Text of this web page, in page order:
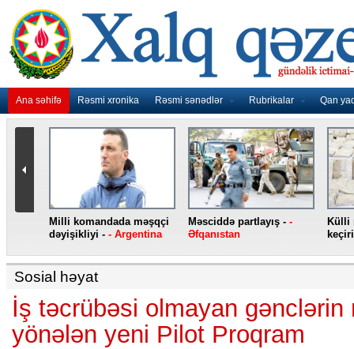
Ana səhifə Rəsmi xronika Rəsmi sənədlər Rubrikalar Qan
Milli komandada məşqçi
dəyişikliyi - - Argentina
Məsciddə partlayış - -
Əfqanıstan
Külli
Sosial həyat
İş təcrübəsi olmayan gənclərin
yönələn yeni Pilot Proqram